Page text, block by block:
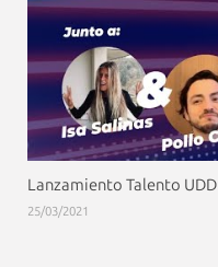
Lanzamiento Talento UDD
25/03/2021